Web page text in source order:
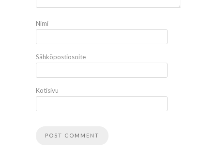
Nimi
Sähköpostiosoite
Kotisivu